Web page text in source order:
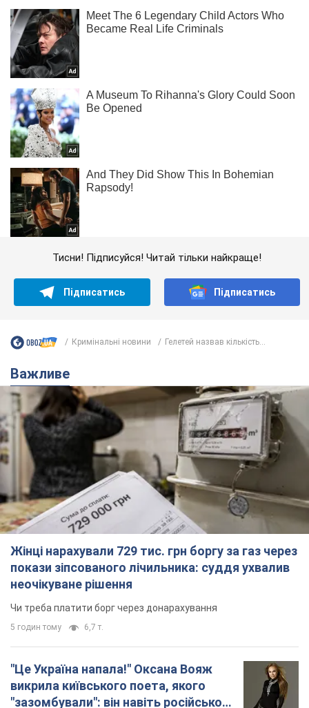
Тисни! Підписуйся! Читай тільки найкраще!
Підписатись Підписатись
Кримінальні новини Гелетей назвав кількість...
Важливе
Жінці нарахували 729 тис. грн боргу за газ через
покази зіпсованого лічильника: суддя ухвалив
неочікуване рішення
Чи треба платити борг через донарахування
5 годин тому 6,7 т.
"Це Україна напала!" Оксана Вояж
викрила київського поета, якого
"зазомбували": він навіть російської